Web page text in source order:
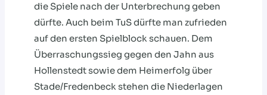
die Spiele nach der Unterbrechung geben
dürfte. Auch beim TuS dürfte man zufrieden
auf den ersten Spielblock schauen. Dem
Überraschungssieg gegen den Jahn aus
Hollenstedt sowie dem Heimerfolg über
Stade/Fredenbeck stehen die Niederlagen